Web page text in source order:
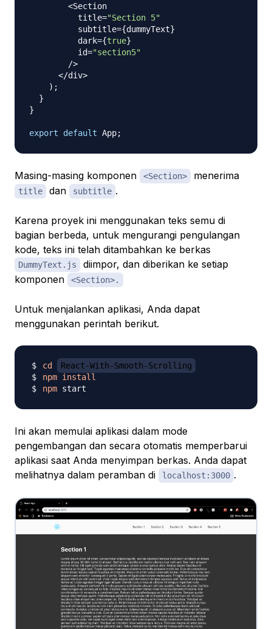
<Section
          title
="Section 5"
          subtitle
={dummyText}
          dark
={true}
          id
="section5"
/>
</div>
) ;
}
}
export default App;
Masing-masing komponen <Section> menerima
title dan subtitle .
Karena proyek ini menggunakan teks semu di
bagian berbeda, untuk mengurangi pengulangan
kode, teks ini telah ditambahkan ke berkas
DummyText.js
diimpor, dan diberikan ke setiap
komponen
<Section>.
Untuk menjalankan aplikasi, Anda dapat
menggunakan perintah berikut.
cd
React-With-Smooth-Scrolling
npm install
npm
Ini akan memulai aplikasi dalam mode
pengembangan dan secara otomatis memperbarui
aplikasi saat Anda menyimpan berkas. Anda dapat
melihatnya dalam peramban di
localhost:3000 .